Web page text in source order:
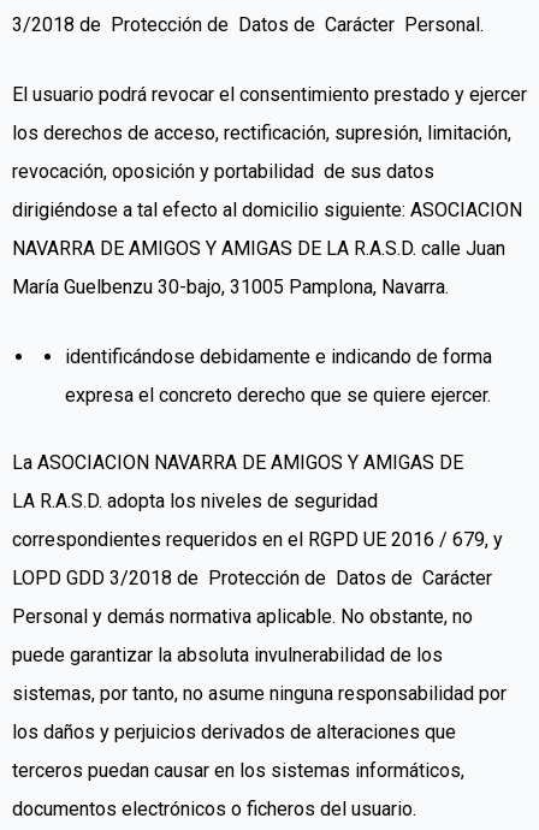
3/2018 de Protección de Datos de Carácter Personal.
El usuario podrá revocar el consentimiento prestado y ejercer
los derechos de acceso, rectificación, supresión, limitación,
revocación, oposición y portabilidad de sus datos
dirigiéndose a tal efecto al domicilio siguiente: ASOCIACION
NAVARRA DE AMIGOS Y AMIGAS DE LA R.A.S.D. calle Juan
María Guelbenzu 30-bajo, 31005 Pamplona, Navarra.
identificándose debidamente e indicando de forma
expresa el concreto derecho que se quiere ejercer.
La ASOCIACION NAVARRA DE AMIGOS Y AMIGAS DE
LA R.A.S.D. adopta los niveles de seguridad
correspondientes requeridos en el RGPD UE 2016 / 679, y
LOPD GDD 3/2018 de Protección de Datos de Carácter
Personal y demás normativa aplicable. No obstante, no
puede garantizar la absoluta invulnerabilidad de los
sistemas, por tanto, no asume ninguna responsabilidad por
los daños y perjuicios derivados de alteraciones que
terceros puedan causar en los sistemas informáticos,
documentos electrónicos o ficheros del usuario.